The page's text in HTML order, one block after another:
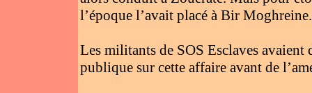
l’époque l’avait placé à Bir Moghreine.
Les militants de SOS Esclaves
publique sur cette affaire avant de